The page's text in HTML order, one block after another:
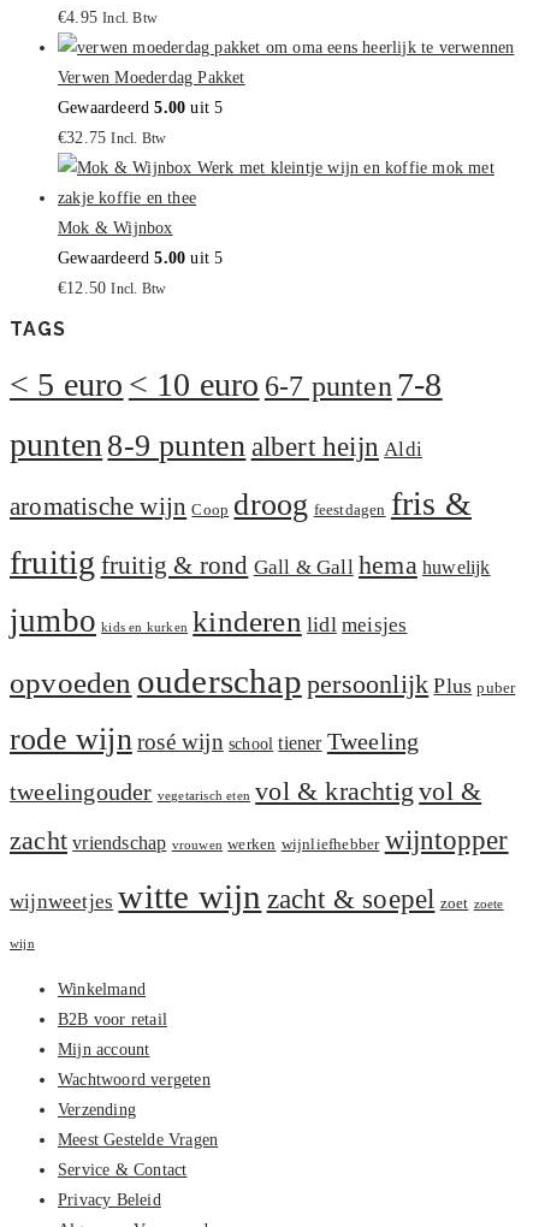
€4.95 Incl. Btw
Verwen Moederdag Pakket
Gewaardeerd5.00 uit 5
€32.75 Incl. Btw
Mok & Wijnbox
Gewaardeerd5.00 uit 5
€12.50 Incl. Btw
TAGS
< 5 euro < 10 euro 6-7 punten7-8
punten8-9 puntenalbert heijn Aldi
aromatische wijn Coop droog feestdagen fris &
fruitig fruitig & rond Gall & Gall hema huwelijk
jumbo kids en kurken kinderen lidl meisjes
opvoeden ouderschap persoonlijk Plus puber
rode wijn rosé wijn school tiener Tweeling
tweelingouder vegetarisch eten vol & krachtig vol &
zacht vriendschap vrouwen werken wijnliefhebber wijntopper
wijnweetjes witte wijn zacht & soepel zoet zoete
wijn
Winkelmand
B2B voor retail
Mijn account
Wachtwoord vergeten
Verzending
Meest Gestelde Vragen
Service & Contact
Privacy Beleid